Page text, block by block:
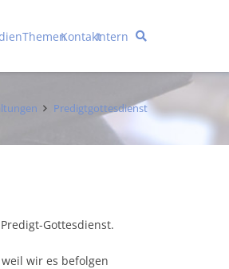
ThemenKontaktIntern
Predigtgottesdienst
Gottesdienst.
wir es befolgen